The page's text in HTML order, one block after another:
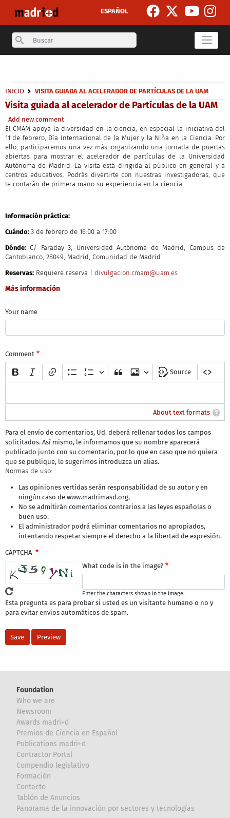
ESPAÑOL
Search
Breadcrumb
INICIO VISITA GUIADA AL ACELERADOR DE PARTÍCULAS DE LA UAM
Visita guiada al acelerador de Partículas de la UAM
Add new comment
El CMAM apoya la diversidad en la ciencia, en especial la iniciativa del
11 de febrero, Día Internacional de la Mujer y la Niña en la Ciencia. Por
ello, participaremos una vez más, organizando una jornada de puertas
abiertas para mostrar el acelerador de partículas de la Universidad
Autónoma de Madrid. La visita está dirigida al público en general y a
centros educativos. Podrás divertirte con nuestras investigadoras, que
te contarán de primera mano su experiencia en la ciencia.
Información práctica:
Cuándo: 3 de febrero de 16:00 a 17:00
Dónde:C/ Faraday 3, Universidad Autónoma de Madrid, Campus de
Cantoblanco, 28049, Madrid, Comunidad de Madrid
Reservas:Requiere reserva | divulgacion.cmam@uam.es
Más información
Your name
Comment
Source
About text formats
Para el envío de comentarios, Ud. deberá rellenar todos los campos
solicitados. Así mismo, le informamos que su nombre aparecerá
publicado junto con su comentario, por lo que en caso que no quiera
que se publique, le sugerimos introduzca un alias.
Normas de uso:
Las opiniones vertidas serán responsabilidad de su autor y en
ningún caso de www.madrimasd.org,
No se admitirán comentarios contrarios a las leyes españolas o
buen uso.
El administrador podrá eliminar comentarios no apropiados,
intentando respetar siempre el derecho a la libertad de expresión.
CAPTCHA
What code is in the image?
Enter the characters shown in the image.
Esta pregunta es para probar si usted es un visitante humano o no y
para evitar envíos automáticos de spam.
Foundation
Who we are
Newsroom
Awards madri+d
Premios de Ciencia en Español
Publications madri+d
Contractor Portal
Compendio legislativo
Formación
Contacto
Tablón de Anuncios
Panorama de la innovación por sectores y tecnologías